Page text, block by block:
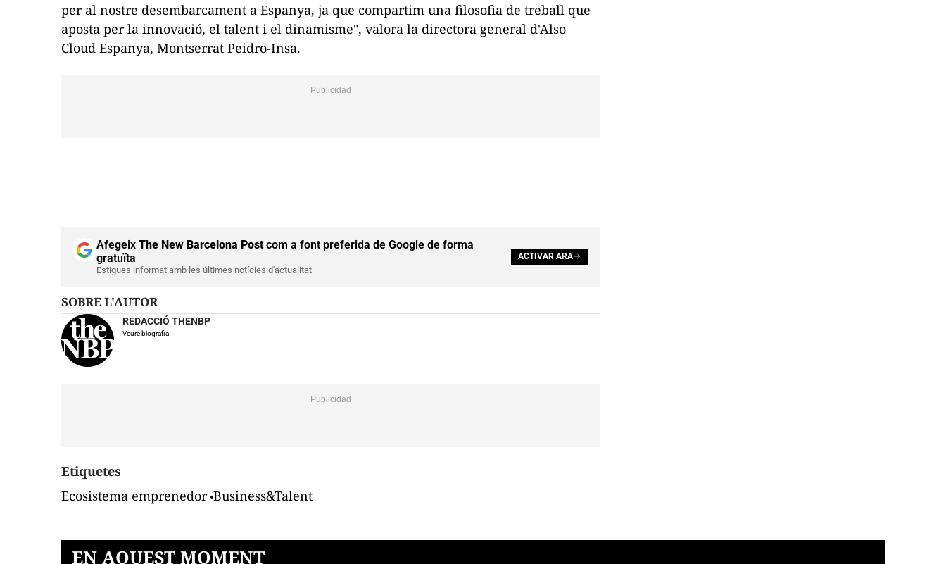
per al nostre desembarcament a Espanya, ja que compartim una filosofia de treball que
aposta per la innovació, el talent i el dinamisme", valora la directora general d'Also
Cloud Espanya, Montserrat Peidro-Insa.
Afegeix The New Barcelona Postcom a font preferida de Google de forma
gratuïta
Estigues informat amb les últimes notícies d'actualitat
ACTIVAR ARA
SOBRE L'AUTOR
REDACCIÓ THENBP
Veure biografia
Etiquetes
Ecosistema emprenedor Business&Talent
EN AQUEST MOMENT